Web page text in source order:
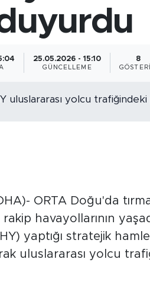
duyurdu
25.05.2026 - 15:10
GÜNCELLEME
8
ORTA Doğu'da
havayollarının
yaptığı stratejik
uluslararası yolcu